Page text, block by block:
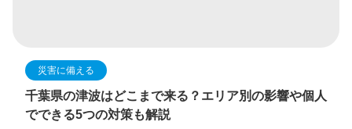
災害に備える
千葉県の津波はどこまで来る？エリア別の影響や個人
でできる5つの対策も解説